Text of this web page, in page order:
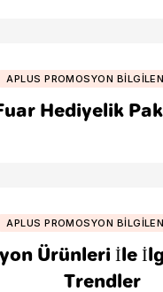
APLUS PROMOSYON
Hediyelik
APLUS PROMOSYON
Ürünleri İle
Trendler